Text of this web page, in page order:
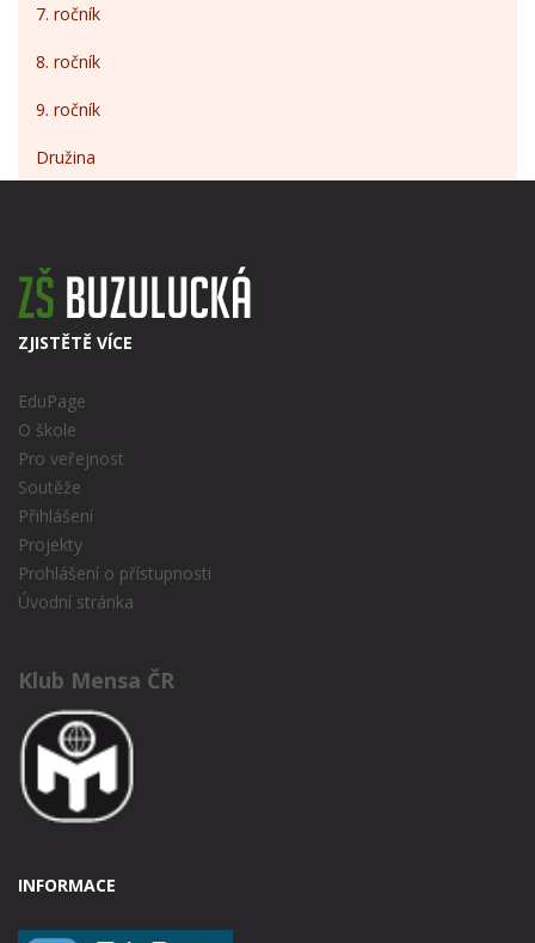
7. ročník
8. ročník
9. ročník
Družina
ZJISTĚTĚ VÍCE
EduPage
O škole
Pro veřejnost
Soutěže
Přihlášení
Projekty
Prohlášení o přístupnosti
Úvodní stránka
Klub Mensa ČR
INFORMACE